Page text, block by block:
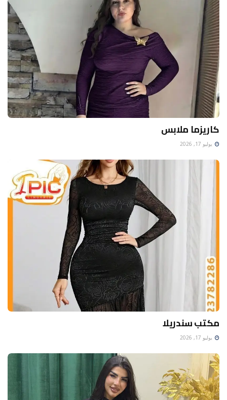
كاريزما ملابس
يوليو 17, 2026
مكتب سندريلا
يوليو 17, 2026